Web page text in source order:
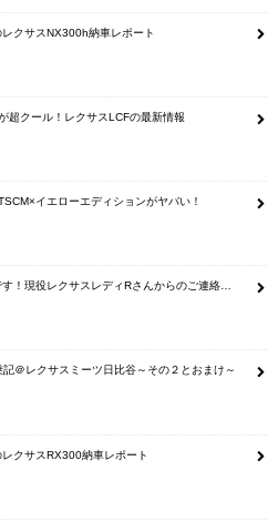
クサスNX300h納車レポート
超クール！レクサスLCFの最新情報
イエローエディションがヤバい！
！現役レクサスレディRさんからのご連絡…
＠レクサスミーツ日比谷～その２とおまけ～
クサスRX300納車レポート